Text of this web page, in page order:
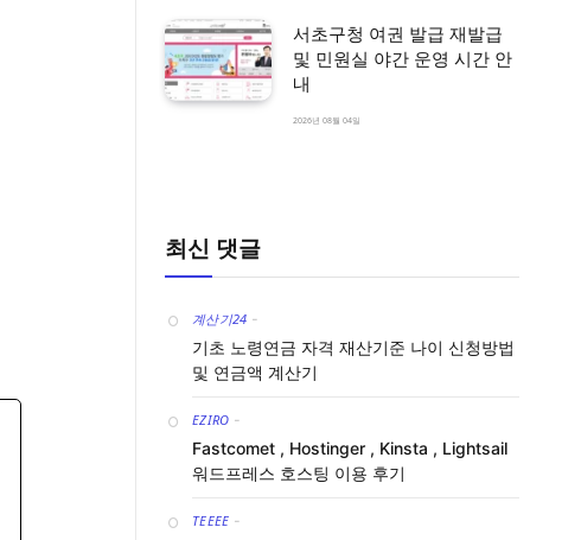
서초구청 여권 발급 재발급
및 민원실 야간 운영 시간 안
내
2026년 08월 04일
최신 댓글
계산기24 -
기초 노령연금 자격 재산기준 나이 신청방법
및 연금액 계산기
EZIRO -
Fastcomet , Hostinger , Kinsta , Lightsail
워드프레스 호스팅 이용 후기
TEEEE -